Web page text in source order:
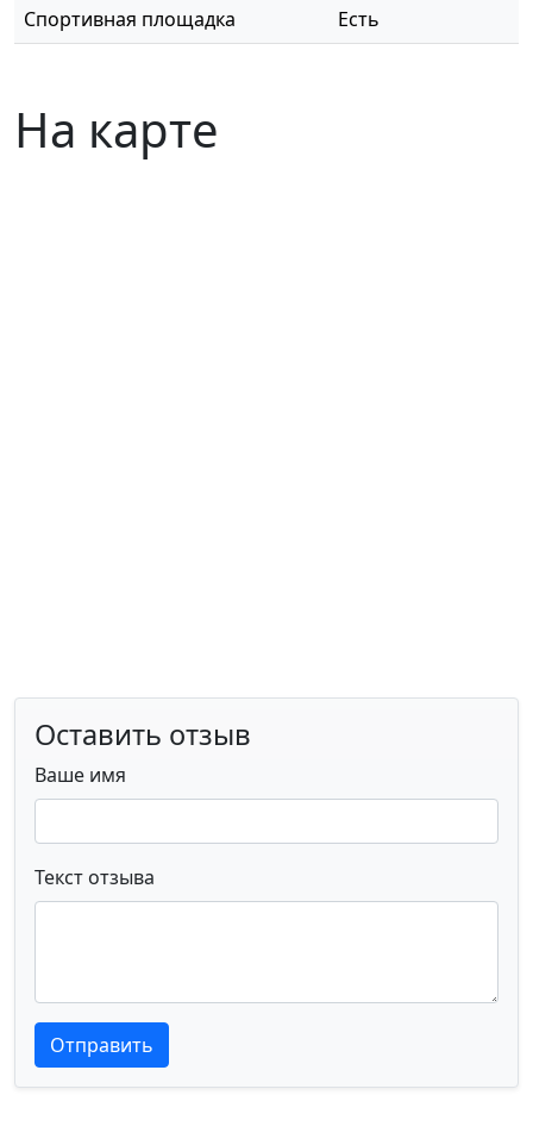
Спортивная площадка
Есть
На карте
Оставить отзыв
Ваше имя
Текст отзыва
Текст отзыва
Текст отзыва
Отправить